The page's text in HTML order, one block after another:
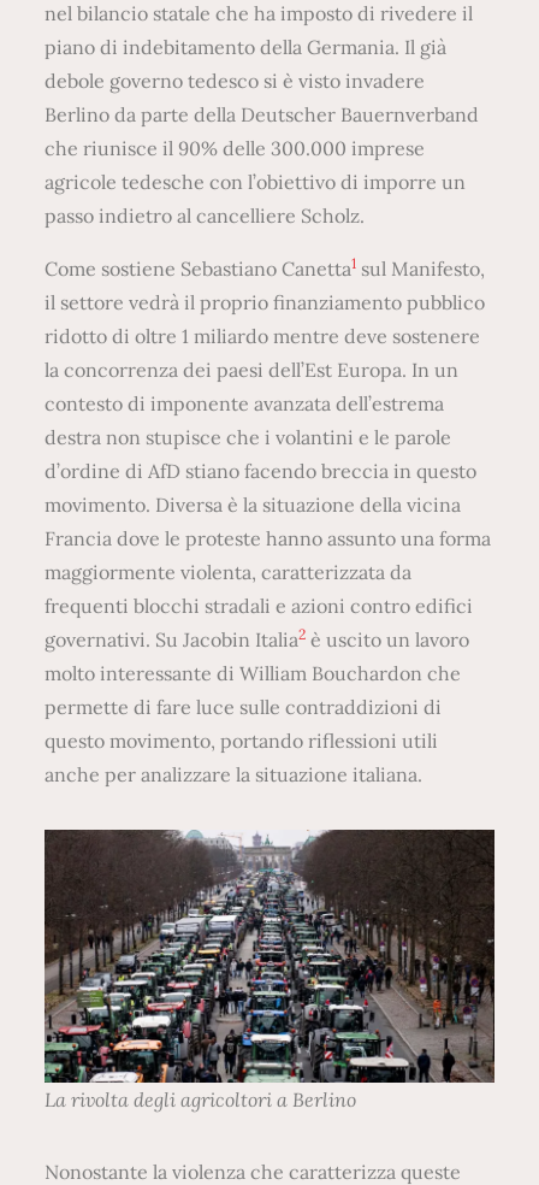
nel bilancio statale che ha imposto di rivedere il
piano di indebitamento della Germania. Il già
debole governo tedesco si è visto invadere
Berlino da parte della Deutscher Bauernverband
che riunisce il 90% delle 300.000 imprese
agricole tedesche con l’obiettivo di imporre un
passo indietro al cancelliere Scholz.
Come sostiene Sebastiano Canetta1 sul Manifesto,
il settore vedrà il proprio finanziamento pubblico
ridotto di oltre 1 miliardo mentre deve sostenere
la concorrenza dei paesi dell’Est Europa. In un
contesto di imponente avanzata dell’estrema
destra non stupisce che i volantini e le parole
d’ordine di AfD stiano facendo breccia in questo
movimento. Diversa è la situazione della vicina
Francia dove le proteste hanno assunto una forma
maggiormente violenta, caratterizzata da
frequenti blocchi stradali e azioni contro edifici
governativi. Su Jacobin Italia2 è uscito un lavoro
molto interessante di William Bouchardon che
permette di fare luce sulle contraddizioni di
questo movimento, portando riflessioni utili
anche per analizzare la situazione italiana.
La rivolta degli agricoltori a Berlino
Nonostante la violenza che caratterizza queste